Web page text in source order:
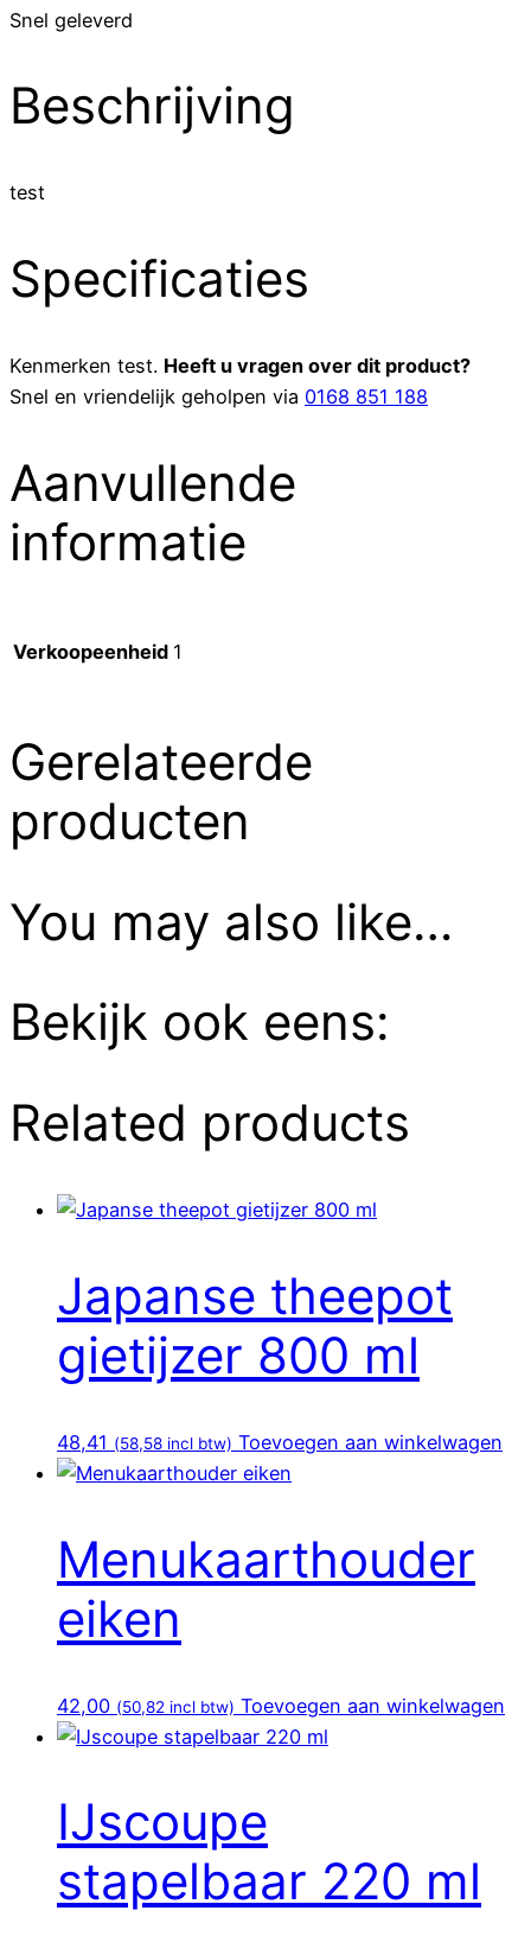
Snel geleverd
Beschrijving
test
Specificaties
Kenmerken test. Heeft u vragen over dit product?
Snel en vriendelijk geholpen via 0168 851 188
Aanvullende
informatie
Verkoopeenheid 1
Gerelateerde
producten
You may also like…
Bekijk ook eens:
Related products
Japanse theepot
gietijzer 800 ml
48,41 (58,58 incl btw) Toevoegen aan winkelwagen
Menukaarthouder
eiken
42,00 (50,82 incl btw) Toevoegen aan winkelwagen
IJscoupe
stapelbaar 220 ml